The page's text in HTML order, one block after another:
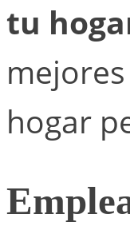
tu
hogar